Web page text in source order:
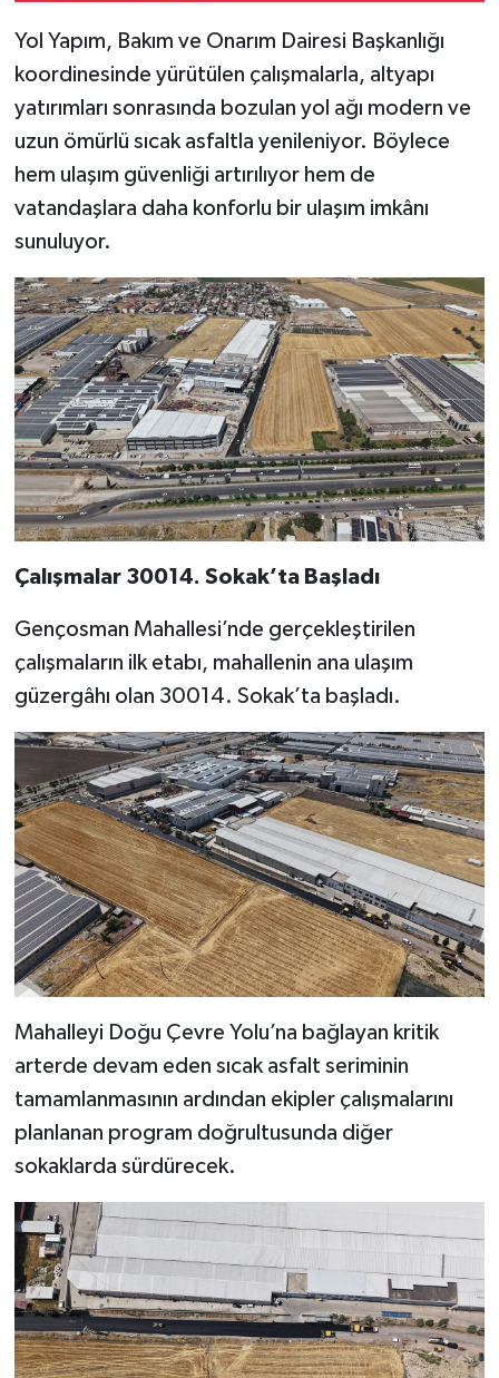
Yol Yapım, Bakım ve Onarım Dairesi Başkanlığı
koordinesinde yürütülen çalışmalarla, altyapı
yatırımları sonrasında bozulan yol ağı modern ve
uzun ömürlü sıcak asfaltla yenileniyor. Böylece
hem ulaşım güvenliği artırılıyor hem de
vatandaşlara daha konforlu bir ulaşım imkânı
sunuluyor.
Çalışmalar 30014. Sokak’ta Başladı
Gençosman Mahallesi’nde gerçekleştirilen
çalışmaların ilk etabı, mahallenin ana ulaşım
güzergâhı olan 30014. Sokak’ta başladı.
Mahalleyi Doğu Çevre Yolu’na bağlayan kritik
arterde devam eden sıcak asfalt seriminin
tamamlanmasının ardından ekipler çalışmalarını
planlanan program doğrultusunda diğer
sokaklarda sürdürecek.